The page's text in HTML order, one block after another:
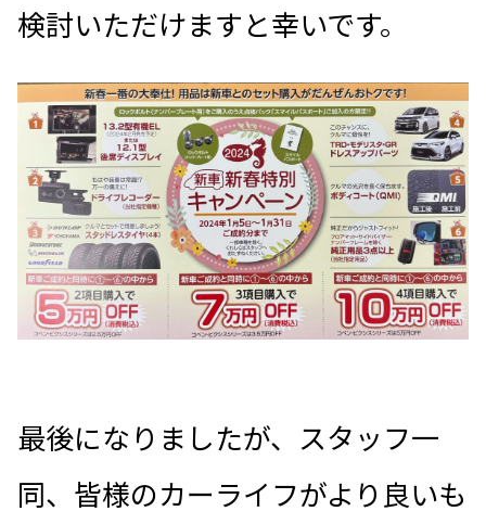
検討いただけますと幸いです。
最後になりましたが、スタッフ一
同、皆様のカーライフがより良いも